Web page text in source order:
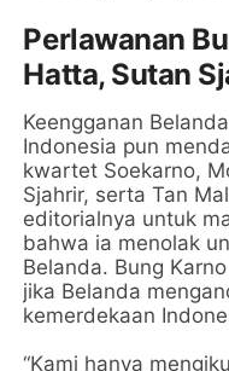
Perlawanan
Hatta, Sutan
Keengganan
Indonesia pun
kwartet Soekarno,
Sjahrir, serta Tan
editorialnya untuk
bahwa ia menolak
Belanda. Bung
jika Belanda
kemerdekaan
“Kami hanya